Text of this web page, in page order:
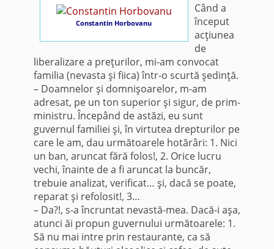
Constantin Horbovanu
Când a
început
acţiunea
de
liberalizare a preţurilor, mi-am convocat
familia (nevasta şi fiica) într-o scurtă şedinţă.
– Doamnelor şi domnişoarelor, m-am
adresat, pe un ton superior şi sigur, de prim-
ministru. Începând de astăzi, eu sunt
guvernul familiei şi, în virtutea drepturilor pe
care le am, dau următoarele hotărâri: 1. Nici
un ban, aruncat fără folos!, 2. Orice lucru
vechi, înainte de a fi aruncat la buncăr,
trebuie analizat, verificat… şi, dacă se poate,
reparat şi refolosit!, 3…
– Da?!, s-a în­cruntat nevastă-mea. Dacă-i aşa,
atunci ăi propun guver­nului următoarele: 1.
Să nu mai intre prin restaurante, ca să